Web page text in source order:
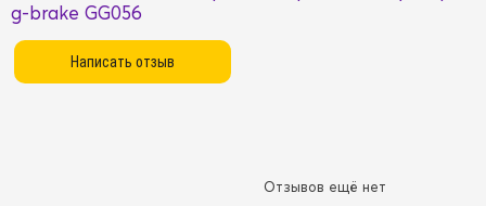
g-brake GG056
Отзывов ещё нет